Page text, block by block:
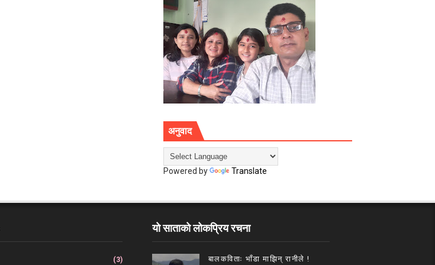
अनुवाद
Powered by Translate
(3)
यो साताको लोकप्रिय रचना
बालकविताः भाँडा माझिन् रानीले !